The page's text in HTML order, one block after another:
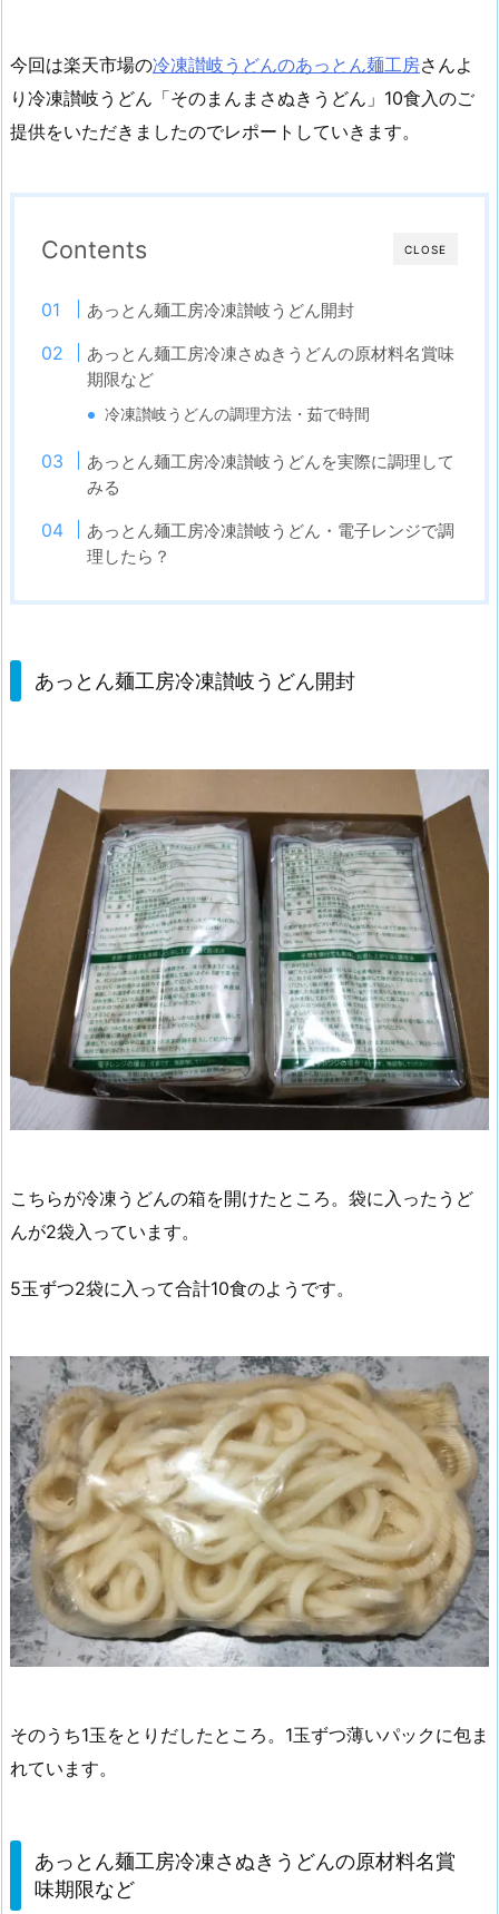
今回は楽天市場の冷凍讃岐うどんのあっとん麺工房さんよ
り冷凍讃岐うどん「そのまんまさぬきうどん」10食入のご
提供をいただきましたのでレポートしていきます。
CLOSE
Contents
あっとん麺工房冷凍讃岐うどん開封
あっとん麺工房冷凍さぬきうどんの原材料名賞味
期限など
冷凍讃岐うどんの調理方法・茹で時間
あっとん麺工房冷凍讃岐うどんを実際に調理して
みる
あっとん麺工房冷凍讃岐うどん・電子レンジで調
理したら？
あっとん麺工房冷凍讃岐うどん開封
こちらが冷凍うどんの箱を開けたところ。袋に入ったうど
んが2袋入っています。
5玉ずつ2袋に入って合計10食のようです。
そのうち1玉をとりだしたところ。1玉ずつ薄いパックに包ま
れています。
あっとん麺工房冷凍さぬきうどんの原材料名賞
味期限など